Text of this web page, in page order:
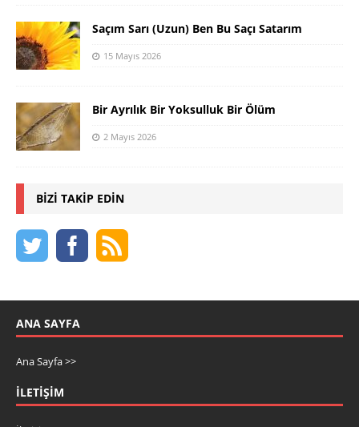
Saçım Sarı (Uzun) Ben Bu Saçı Satarım
15 Mayıs 2026
Bir Ayrılık Bir Yoksulluk Bir Ölüm
2 Mayıs 2026
BIZI TAKIP EDIN
ANA SAYFA
Ana Sayfa >>
İLETIŞIM